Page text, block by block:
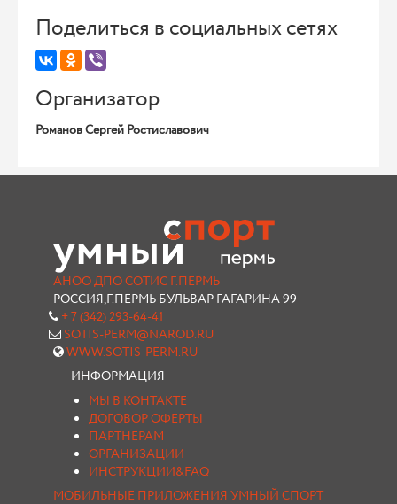
Поделиться в социальных сетях
Организатор
Романов Сергей Ростиславович
АНОО ДПО СОТИС Г.ПЕРМЬ
РОССИЯ,Г.ПЕРМЬ БУЛЬВАР ГАГАРИНА 99
+ 7 (342) 293-64-41
SOTIS-PERM@NAROD.RU
WWW.SOTIS-PERM.RU
ИНФОРМАЦИЯ
МЫ В КОНТАКТЕ
ДОГОВОР ОФЕРТЫ
ПАРТНЕРАМ
ОРГАНИЗАЦИИ
ИНСТРУКЦИИ&FAQ
МОБИЛЬНЫЕ ПРИЛОЖЕНИЯ УМНЫЙ СПОРТ